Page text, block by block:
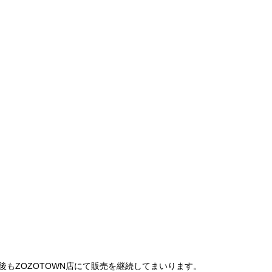
ZOZOTOWN店にて販売を継続してまいります。